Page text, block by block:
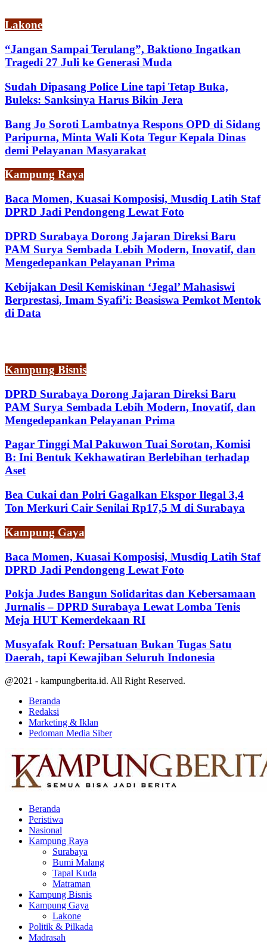
Lakone
“Jangan Sampai Terulang”, Baktiono Ingatkan
Tragedi 27 Juli ke Generasi Muda
Sudah Dipasang Police Line tapi Tetap Buka,
Buleks: Sanksinya Harus Bikin Jera
Bang Jo Soroti Lambatnya Respons OPD di Sidang
Paripurna, Minta Wali Kota Tegur Kepala Dinas
demi Pelayanan Masyarakat
Kampung Raya
Baca Momen, Kuasai Komposisi, Musdiq Latih Staf
DPRD Jadi Pendongeng Lewat Foto
DPRD Surabaya Dorong Jajaran Direksi Baru
PAM Surya Sembada Lebih Modern, Inovatif, dan
Mengedepankan Pelayanan Prima
Kebijakan Desil Kemiskinan ‘Jegal’ Mahasiswi
Berprestasi, Imam Syafi’i: Beasiswa Pemkot Mentok
di Data
Kampung Bisnis
DPRD Surabaya Dorong Jajaran Direksi Baru
PAM Surya Sembada Lebih Modern, Inovatif, dan
Mengedepankan Pelayanan Prima
Pagar Tinggi Mal Pakuwon Tuai Sorotan, Komisi
B: Ini Bentuk Kekhawatiran Berlebihan terhadap
Aset
Bea Cukai dan Polri Gagalkan Ekspor Ilegal 3,4
Ton Merkuri Cair Senilai Rp17,5 M di Surabaya
Kampung Gaya
Baca Momen, Kuasai Komposisi, Musdiq Latih Staf
DPRD Jadi Pendongeng Lewat Foto
Pokja Judes Bangun Solidaritas dan Kebersamaan
Jurnalis – DPRD Surabaya Lewat Lomba Tenis
Meja HUT Kemerdekaan RI
Musyafak Rouf: Persatuan Bukan Tugas Satu
Daerah, tapi Kewajiban Seluruh Indonesia
@2021 - kampungberita.id. All Right Reserved.
Beranda
Redaksi
Marketing & Iklan
Pedoman Media Siber
Beranda
Peristiwa
Nasional
Kampung Raya
Surabaya
Bumi Malang
Tapal Kuda
Matraman
Kampung Bisnis
Kampung Gaya
Lakone
Politik & Pilkada
Madrasah